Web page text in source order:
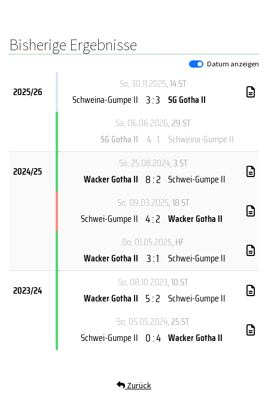
Bisherige Ergebnisse
Datum anzeigen
2025/26
So, 30.11.2025, 14.ST
Schweina-Gumpe II 3 : 3 SG Gotha II
Sa, 06.06.2026, 29.ST
SG Gotha II 4 : 1 Schweina-Gumpe II
2024/25
So, 25.08.2024, 3.ST
Wacker Gotha II 8 : 2 Schwei-Gumpe II
So, 09.03.2025, 18.ST
Schwei-Gumpe II 4 : 2 Wacker Gotha II
Do, 01.05.2025, HF
Wacker Gotha II
3 : 1 Schwei-Gumpe II
2023/24
So, 08.10.2023, 10.ST
Wacker Gotha II 5 : 2 Schwei-Gumpe II
So, 05.05.2024, 25.ST
Schwei-Gumpe II 0 : 4 Wacker Gotha II
Zurück